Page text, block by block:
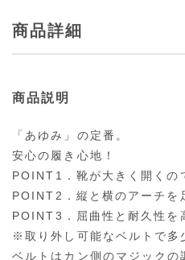
商品詳細
商品説明
「あゆみ」の定番。
安心の履き心地！
POINT1．靴が大きく開くの
POINT2．縦と横のアーチを
POINT3．屈曲性と耐久性を
※取り外し可能なベルトで多
ベルトはカン側のマジック